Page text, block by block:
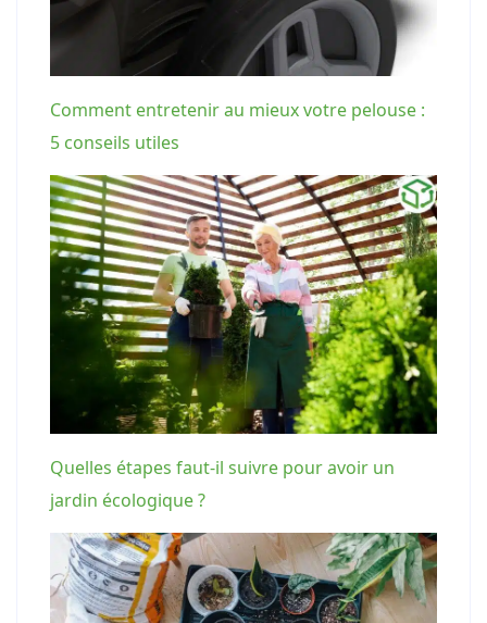
Comment entretenir au mieux votre pelouse :
5 conseils utiles
Quelles étapes faut-il suivre pour avoir un
jardin écologique ?